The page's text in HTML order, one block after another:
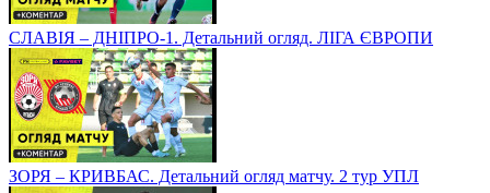
СЛАВІЯ – ДНІПРО-1. Детальний огляд. ЛІГА ЄВРОПИ
ЗОРЯ – КРИВБАС. Детальний огляд матчу. 2 тур УПЛ